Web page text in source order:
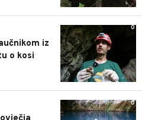
0
iz
o kosi
0